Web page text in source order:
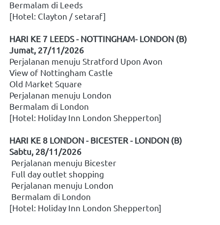
Bermalam di Leeds
[Hotel: Clayton / setaraf]
HARI KE 7 LEEDS - NOTTINGHAM- LONDON (B)
Jumat, 27/11/2026
Perjalanan menuju Stratford Upon Avon
View of Nottingham Castle
Old Market Square
Perjalanan menuju London
Bermalam di London
[Hotel: Holiday Inn London Shepperton]
HARI KE 8 LONDON - BICESTER - LONDON (B)
Sabtu, 28/11/2026
Perjalanan menuju Bicester
Full day outlet shopping
Perjalanan menuju London
Bermalam di London
[Hotel: Holiday Inn London Shepperton]